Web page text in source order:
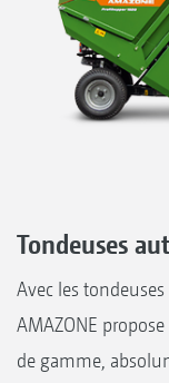
Tondeuses
Avec les
AMAZONE
de gamme,